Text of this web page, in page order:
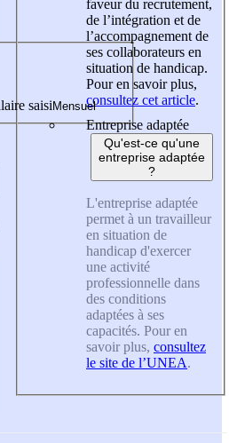
saisi
faveur du recrutement,
de l’intégration et de
l’accompagnement de
ses collaborateurs en
situation de handicap.
Pour en savoir plus,
consultez cet article.
Entreprise adaptée
Qu'est-ce qu'une
entreprise adaptée
?
L'entreprise adaptée
permet à un travailleur
en situation de
handicap d'exercer
une activité
professionnelle dans
des conditions
adaptées à ses
capacités. Pour en
savoir plus, consultez
le site de l’UNEA.